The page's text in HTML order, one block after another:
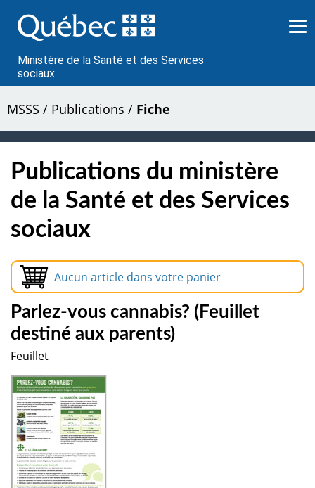
au
contenu
Ministère de la Santé et des Services
sociaux
MSSS / Publications / Fiche
Publications du ministère
de la Santé et des Services
sociaux
Aucun article dans votre panier
Parlez-vous cannabis? (Feuillet
destiné aux parents)
Feuillet